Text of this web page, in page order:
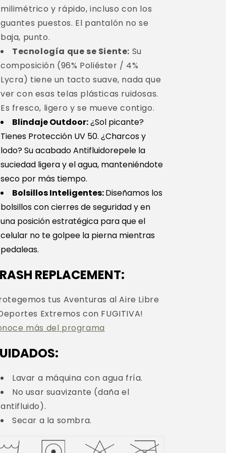
milimétrico y rápido, incluso con los
guantes puestos. El pantalón no se
baja, punto.
Tecnología que se Siente: Su
composición (96% Poliéster / 4%
Lycra) tiene un tacto suave, nada que
ver con esas telas plásticas ruidosas.
Es fresco, ligero y se mueve contigo.
Blindaje Outdoor:¿Sol picante?
Tienes Protección UV 50. ¿Charcos y
lodo? Su acabado Antifluidorepele la
suciedad ligera y el agua, manteniéndote
seco por más tiempo.
Bolsillos Inteligentes:Diseñamos los
bolsillos con cierres de seguridad y en
una posición estratégica para que el
celular no te golpee la pierna mientras
pedaleas.
REPLACEMENT:
tus Aventuras al Aire Libre
Extremos con FUGITIVA!
más del programa
Lavar a máquina con agua fría.
No usar suavizante (daña el
antifluido).
Secar a la sombra.